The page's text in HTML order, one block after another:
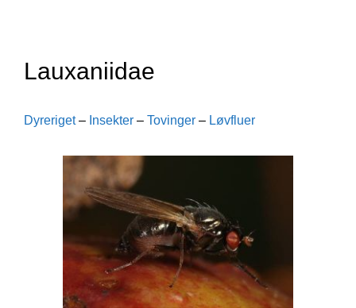
Lauxaniidae
Dyreriget– Insekter – Tovinger – Løvfluer